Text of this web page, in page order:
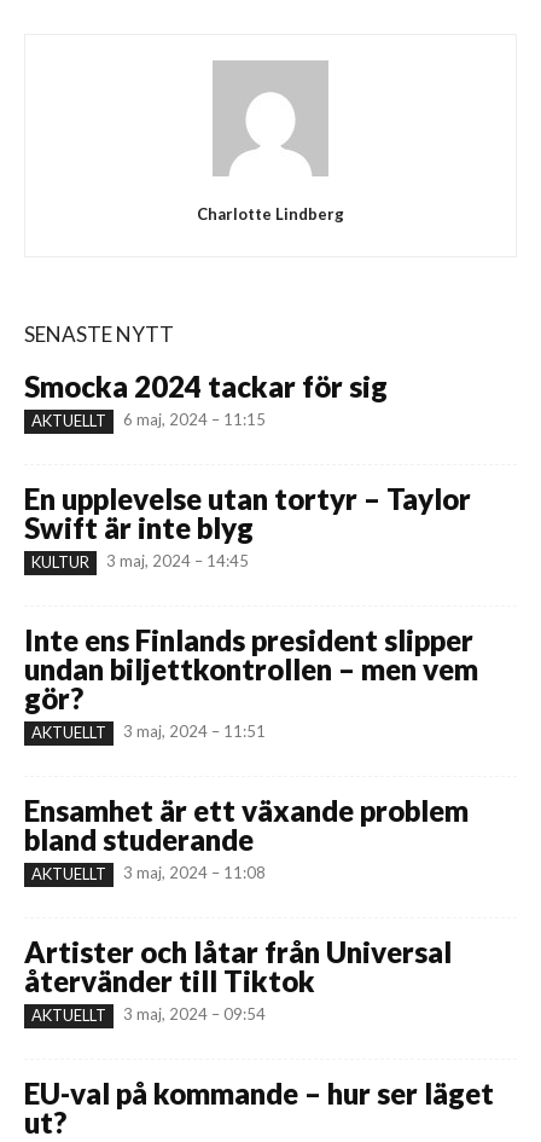
Charlotte Lindberg
SENASTE NYTT
Smocka 2024 tackar för sig
AKTUELLT 6 maj, 2024 – 11:15
En upplevelse utan tortyr – Taylor
Swift är inte blyg
KULTUR 3 maj, 2024 – 14:45
Inte ens Finlands president slipper
undan biljettkontrollen – men vem
gör?
AKTUELLT 3 maj, 2024 – 11:51
Ensamhet är ett växande problem
bland studerande
AKTUELLT 3 maj, 2024 – 11:08
Artister och låtar från Universal
återvänder till Tiktok
AKTUELLT 3 maj, 2024 – 09:54
EU-val på kommande – hur ser läget
ut?